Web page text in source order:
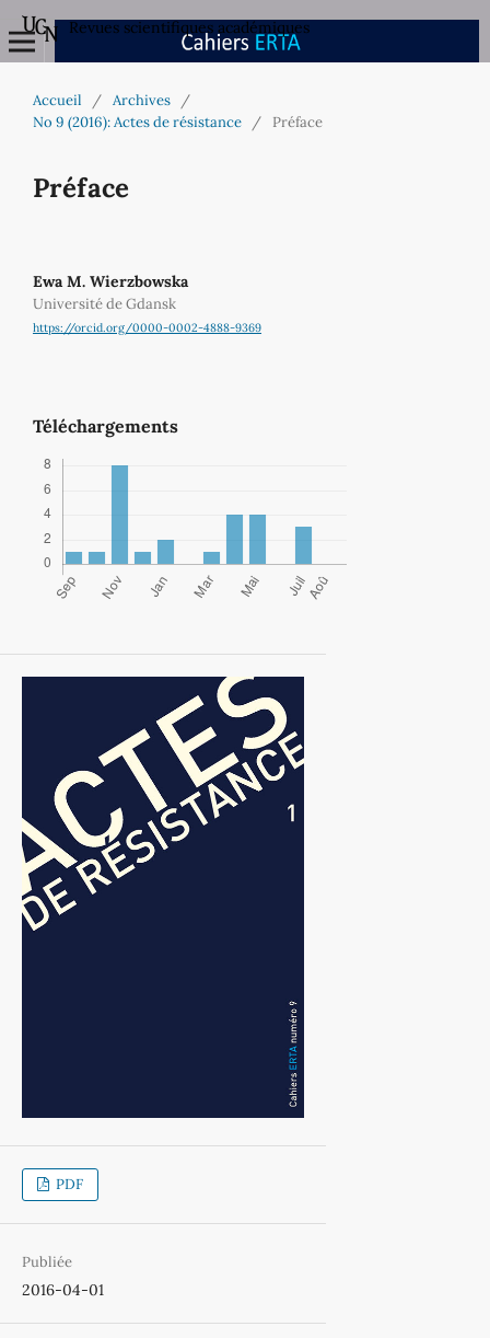
Revues scientifiques académiques
Accueil / Archives
/
No 9 (2016): Actes de résistance
/ Préface
Préface
Ewa M. Wierzbowska
Université de Gdansk
https://orcid.org/0000-0002-4888-9369
Téléchargements
PDF
Publiée
2016-04-01